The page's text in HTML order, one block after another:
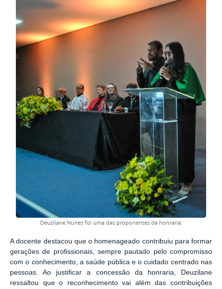
Deuzilane Nunes foi uma das proponentes da honraria.
A docente destacou que o homenageado contribuiu para formar
gerações de profissionais, sempre pautado pelo compromisso
com o conhecimento, a saúde pública e o cuidado centrado nas
pessoas. Ao justificar a concessão da honraria, Deuzilane
ressaltou que o reconhecimento vai além das contribuições